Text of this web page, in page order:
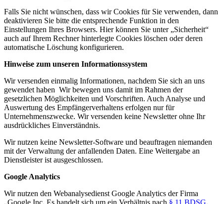
Falls Sie nicht wünschen, dass wir Cookies für Sie verwenden, dann
deaktivieren Sie bitte die entsprechende Funktion in den
Einstellungen Ihres Browsers. Hier können Sie unter „Sicherheit“
auch auf Ihrem Rechner hinterlegte Cookies löschen oder deren
automatische Löschung konfigurieren.
Hinweise zum unseren Informationssystem
Wir versenden einmalig Informationen, nachdem Sie sich an uns
gewendet haben Wir bewegen uns damit im Rahmen der
gesetzlichen Möglichkeiten und Vorschriften. Auch Analyse und
Auswertung des Empfängerverhaltens erfolgen nur für
Unternehmenszwecke. Wir versenden keine Newsletter ohne Ihr
ausdrückliches Einverständnis.
Wir nutzen keine Newsletter-Software und beauftragen niemanden
mit der Verwaltung der anfallenden Daten. Eine Weitergabe an
Dienstleister ist ausgeschlossen.
Google Analytics
Wir nutzen den Webanalysedienst Google Analytics der Firma